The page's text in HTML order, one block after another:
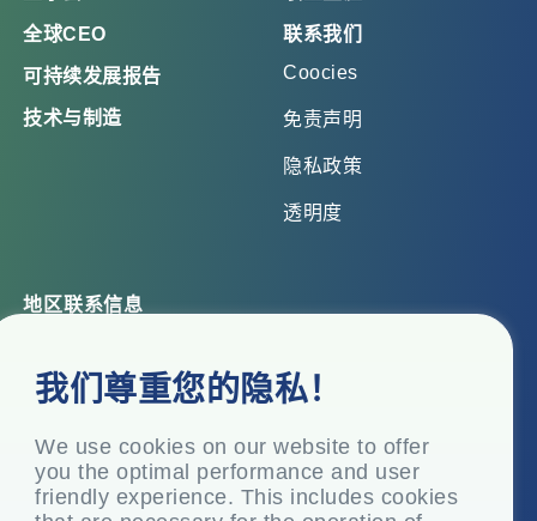
我们尊重您的隐私！
We use cookies on our website to offer
you the optimal performance and user
friendly experience. This includes cookies
全球CEO
可持续发展报告
技术与制造
联系我们
Coocies
免责声明
隐私政策
透明度
地区联系信息
Top Floor, Times Tower, Kamala City, Senapati Bapat
Marg, Lower Parel, Mumbai – 400 013, Maharashtra,
注册办事处
P.O. Vasind, Taluka Shahapur, Dist.